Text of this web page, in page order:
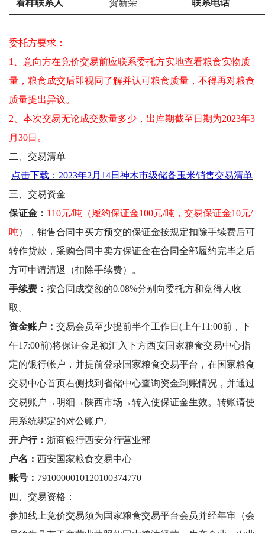
看样联系人 贺新荣 联系电话
委托方要求：
1、意向方在竞价交易前应联系委托方实地查看粮食实物质
量，粮食成交后即视同了解并认可粮食质量，不得再对粮食
质量提出异议。
2、本次交易无论成交数量多少，出库期截至日期为2023年3
月30日。
二、交易清单
点击下载：2023年2月14日神木市级储备玉米销售交易清单
三、交易资金
保证金： 110元/吨（履约保证金100元/吨，交易保证金10元/
吨），销售合同中买方预交的保证金按规定扣除手续费后可
转作货款，采购合同中卖方保证金在合同全部履约完毕之后
方可申请清退（扣除手续费）。
手续费： 按合同成交额的0.08%分别向委托方和竞得人收
取。
资金账户： 交易会员至少提前半个工作日(上午11:00前，下
午17:00前)将保证金足额汇入下方西安国家粮食交易中心指
定的银行帐户，并提前登录国家粮食交易平台，在国家粮食
交易中心首页右侧找到省储中心查询资金到账情况，并通过
交易账户→明细→陕西市场→转入使保证金生效。转账请使
用系统绑定的对公账户。
开户行： 浙商银行西安分行营业部
户名： 西安国家粮食交易中心
账号： 7910000010120100374770
四、交易资格：
参加线上竞价交易须为国家粮食交易平台会员并经年审（会